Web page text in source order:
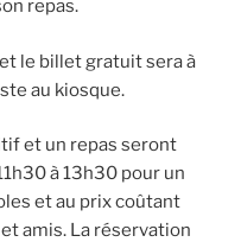
repas.
le billet gratuit sera à
au kiosque.
et un repas seront
à 13h30 pour un
et au prix coûtant
amis. La réservation